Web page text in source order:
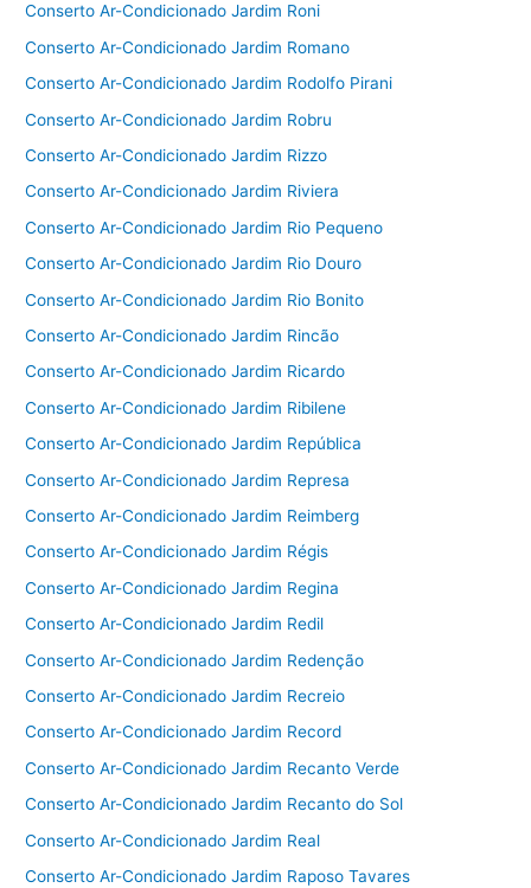
Conserto Ar-Condicionado Jardim Roni
Conserto Ar-Condicionado Jardim Romano
Conserto Ar-Condicionado Jardim Rodolfo Pirani
Conserto Ar-Condicionado Jardim Robru
Conserto Ar-Condicionado Jardim Rizzo
Conserto Ar-Condicionado Jardim Riviera
Conserto Ar-Condicionado Jardim Rio Pequeno
Conserto Ar-Condicionado Jardim Rio Douro
Conserto Ar-Condicionado Jardim Rio Bonito
Conserto Ar-Condicionado Jardim Rincão
Conserto Ar-Condicionado Jardim Ricardo
Conserto Ar-Condicionado Jardim Ribilene
Conserto Ar-Condicionado Jardim República
Conserto Ar-Condicionado Jardim Represa
Conserto Ar-Condicionado Jardim Reimberg
Conserto Ar-Condicionado Jardim Régis
Conserto Ar-Condicionado Jardim Regina
Conserto Ar-Condicionado Jardim Redil
Conserto Ar-Condicionado Jardim Redenção
Conserto Ar-Condicionado Jardim Recreio
Conserto Ar-Condicionado Jardim Record
Conserto Ar-Condicionado Jardim Recanto Verde
Conserto Ar-Condicionado Jardim Recanto do Sol
Conserto Ar-Condicionado Jardim Real
Conserto Ar-Condicionado Jardim Raposo Tavares